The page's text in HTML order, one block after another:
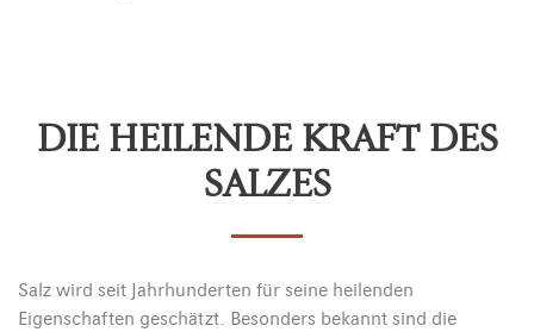
DIE HEILENDE KRAFT DES
SALZES
Salz wird seit Jahrhunderten für seine heilenden
Eigenschaften geschätzt. Besonders bekannt sind die